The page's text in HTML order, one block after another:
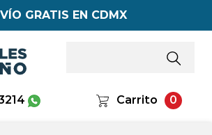
GRATIS EN CDMX
Carrito 0